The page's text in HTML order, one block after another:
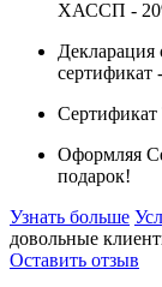
ХАССП -
Декларация
сертификат -
Оформляя
подарок!
Узнать больше
довольные
Оставить отзыв